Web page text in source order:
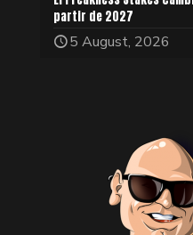
partir de 2027
5 August, 2026